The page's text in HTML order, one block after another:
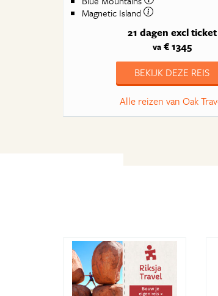
Magnetic Island
21 dagen excl ticket
va€ 1345
BEKIJK DEZE REIS
Alle reizen van Oak